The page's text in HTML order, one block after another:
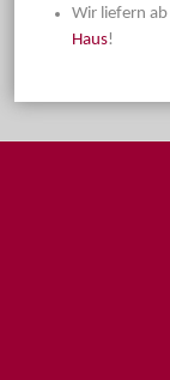
Wir liefern
Haus!